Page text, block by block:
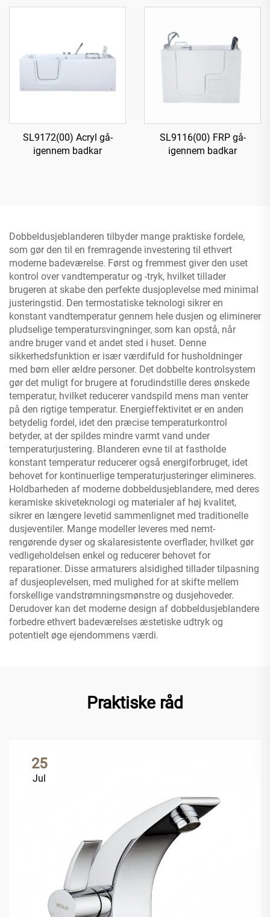
SL9172(00) Acryl gå-
igennem badkar
SL9116(00) FRP gå-
igennem badkar
Dobbeldusjeblanderen tilbyder mange praktiske fordele,
som gør den til en fremragende investering til ethvert
moderne badeværelse. Først og fremmest giver den uset
kontrol over vandtemperatur og -tryk, hvilket tillader
brugeren at skabe den perfekte dusjoplevelse med minimal
justeringstid. Den termostatiske teknologi sikrer en
konstant vandtemperatur gennem hele dusjen og eliminerer
pludselige temperatursvingninger, som kan opstå, når
andre bruger vand et andet sted i huset. Denne
sikkerhedsfunktion er især værdifuld for husholdninger
med børn eller ældre personer. Det dobbelte kontrolsystem
gør det muligt for brugere at forudindstille deres ønskede
temperatur, hvilket reducerer vandspild mens man venter
på den rigtige temperatur. Energieffektivitet er en anden
betydelig fordel, idet den præcise temperaturkontrol
betyder, at der spildes mindre varmt vand under
temperaturjustering. Blanderen evne til at fastholde
konstant temperatur reducerer også energiforbruget, idet
behovet for kontinuerlige temperaturjusteringer elimineres.
Holdbarheden af moderne dobbeldusjeblandere, med deres
keramiske skiveteknologi og materialer af høj kvalitet,
sikrer en længere levetid sammenlignet med traditionelle
dusjeventiler. Mange modeller leveres med nemt-
rengørende dyser og skalaresistente overflader, hvilket gør
vedligeholdelsen enkel og reducerer behovet for
reparationer. Disse armaturers alsidighed tillader tilpasning
af dusjeoplevelsen, med mulighed for at skifte mellem
forskellige vandstrømningsmønstre og dusjehoveder.
Derudover kan det moderne design af dobbeldusjeblandere
forbedre ethvert badeværelses æstetiske udtryk og
potentielt øge ejendommens værdi.
Praktiske råd
25
Jul